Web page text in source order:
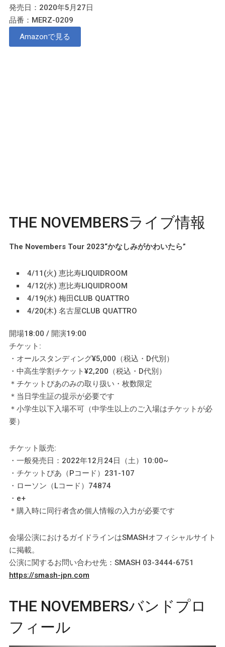
発売日：2020年5月27日
品番：MERZ-0209
Amazonで見る
THE NOVEMBERSライブ情報
The Novembers Tour 2023“かなしみがかわいたら”
4/11(火) 恵比寿LIQUIDROOM
4/12(水) 恵比寿LIQUIDROOM
4/19(水) 梅田CLUB QUATTRO
4/20(木) 名古屋CLUB QUATTRO
開場18:00 / 開演19:00
チケット:
・オールスタンディング¥5,000（税込・D代別）
・中高生学割チケット¥2,200（税込・D代別）
＊チケットぴあのみの取り扱い・枚数限定
＊当日学生証の提示が必要です
＊小学生以下入場不可（中学生以上のご入場はチケットが必
要）
チケット販売:
・一般発売日：2022年12月24日（土）10:00~
・チケットぴあ（Pコード）231-107
・ローソン（Lコード）74874
・e+
＊購入時に同行者含め個人情報の入力が必要です
会場公演におけるガイドラインはSMASHオフィシャルサイト
に掲載。
公演に関するお問い合わせ先：SMASH 03-3444-6751
https://smash-jpn.com
THE NOVEMBERSバンドプロ
フィール